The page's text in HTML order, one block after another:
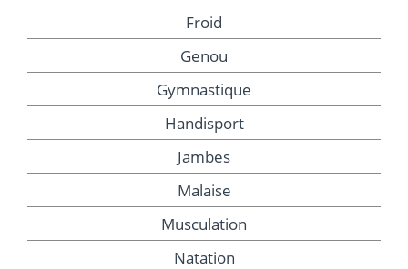
Froid
Genou
Gymnastique
Handisport
Jambes
Malaise
Musculation
Natation